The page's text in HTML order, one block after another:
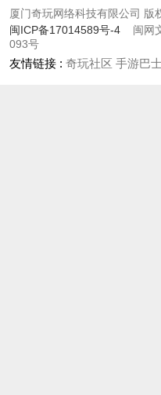
厦门奇玩网络科技有限公司 版
闽ICP备17014589号-4闽网文
093号
友情链接 : 奇玩社区 手游巴